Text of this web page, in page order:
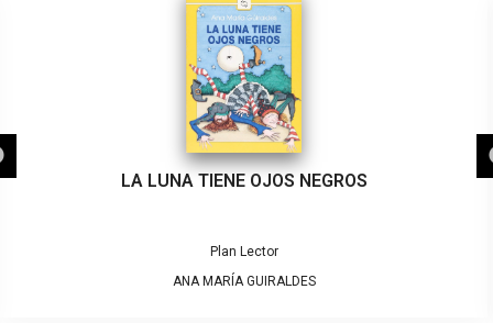
LA LUNA TIENE OJOS NEGROS
Plan Lector
ANA MARÍA GUIRALDES